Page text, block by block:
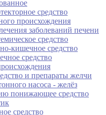
средство
происхождения
заболеваний печени
средство
кишечное средство
средство
и препараты желчи
насоса - желёз
понижающее средство
средство